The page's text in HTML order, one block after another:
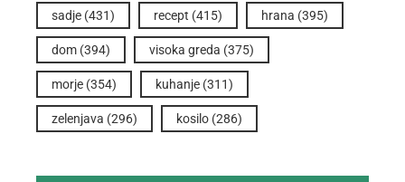
sadje (431) recept (415) hrana (395)
dom (394) visoka greda (375)
morje (354) kuhanje (311)
zelenjava (296) kosilo (286)